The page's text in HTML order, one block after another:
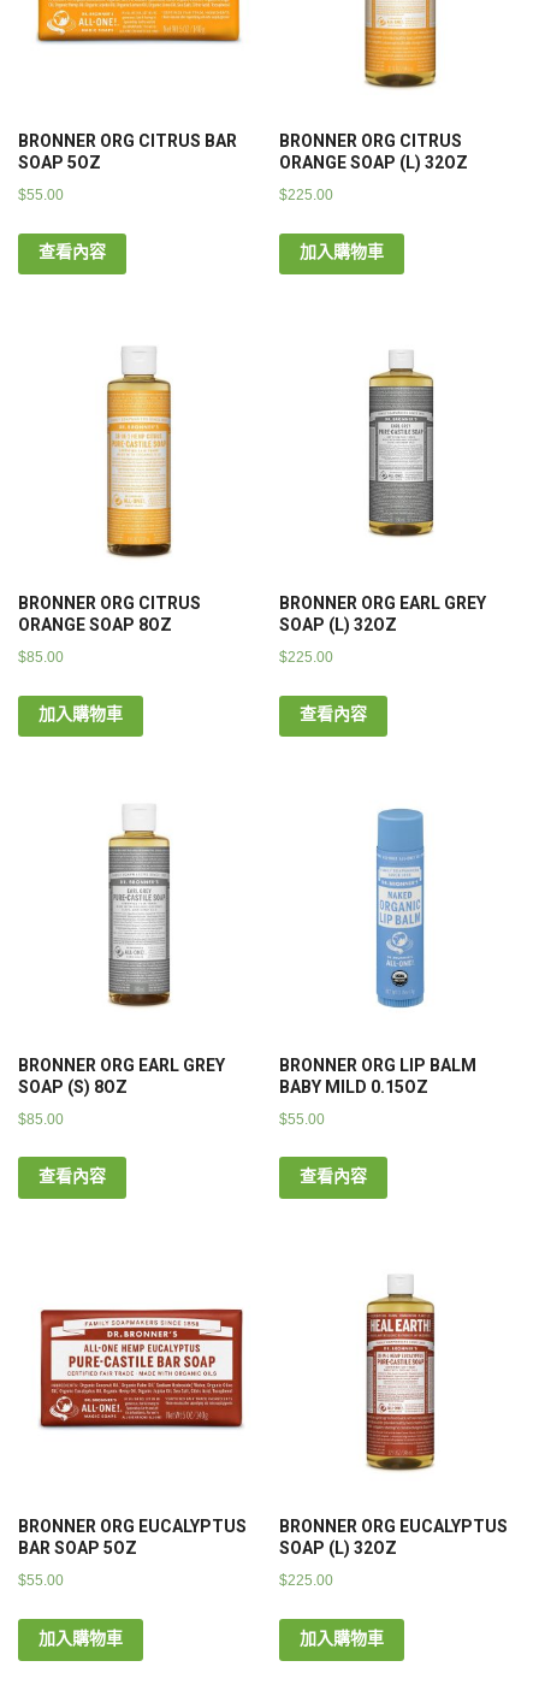
BRONNER ORG CITRUS BAR
SOAP 5OZ
$55.00
查看內容
BRONNER ORG CITRUS
ORANGE SOAP (L) 32OZ
$225.00
加入購物車
BRONNER ORG CITRUS
ORANGE SOAP 8OZ
$85.00
加入購物車
BRONNER ORG EARL GREY
SOAP (L) 32OZ
$225.00
查看內容
BRONNER ORG EARL GREY
SOAP (S) 8OZ
$85.00
查看內容
BRONNER ORG LIP BALM
BABY MILD 0.15OZ
$55.00
查看內容
BRONNER ORG EUCALYPTUS
BAR SOAP 5OZ
$55.00
加入購物車
BRONNER ORG EUCALYPTUS
SOAP (L) 32OZ
$225.00
加入購物車